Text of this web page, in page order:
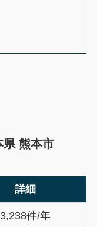
県 熊本市
詳細
3,238件/年